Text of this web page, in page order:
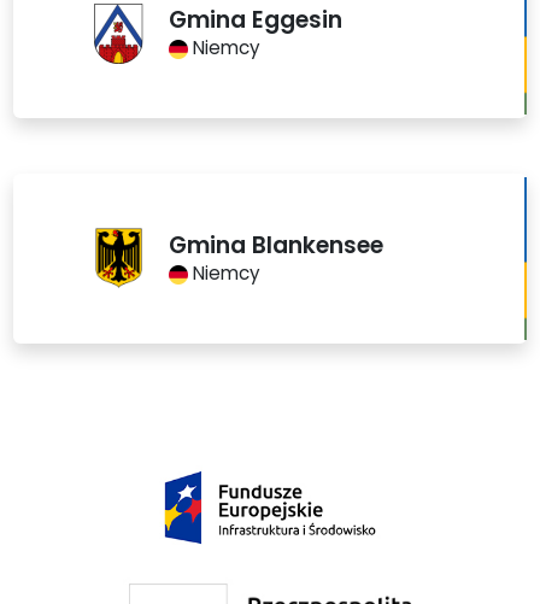
Gmina Eggesin
Niemcy
Gmina Blankensee
Niemcy